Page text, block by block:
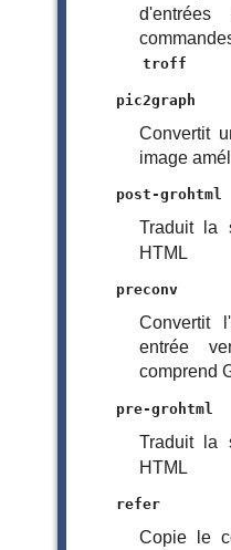
troff
pic2graph
Convertit
image
post-grohtml
Traduit la
HTML
preconv
Convertit
entrée
comprend
pre-grohtml
Traduit la
HTML
refer
Copie le